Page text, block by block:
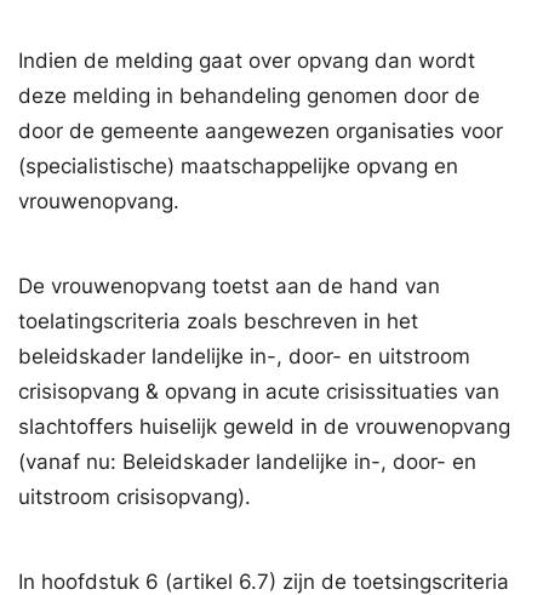
Indien de melding gaat over opvang dan wordt
deze melding in behandeling genomen door de
door de gemeente aangewezen organisaties voor
(specialistische) maatschappelijke opvang en
vrouwenopvang.
De vrouwenopvang toetst aan de hand van
toelatingscriteria zoals beschreven in het
beleidskader landelijke in-, door- en uitstroom
crisisopvang & opvang in acute crisissituaties van
slachtoffers huiselijk geweld in de vrouwenopvang
(vanaf nu: Beleidskader landelijke in-, door- en
uitstroom crisisopvang).
In hoofdstuk 6 (artikel 6.7) zijn de toetsingscriteria